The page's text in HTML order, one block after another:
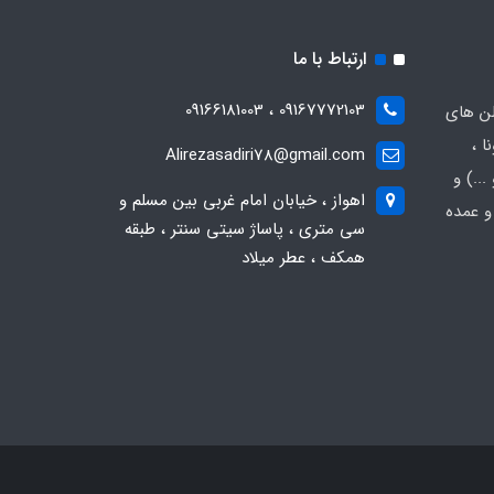
های
،
...) و
عمده
ارتباط با ما
09167772103 ، 09166181003
Alirezasadiri78@gmail.com
اهواز ، خیابان امام غربی بین مسلم و
سی متری ، پاساژ سیتی سنتر ، طبقه
همکف ، عطر میلاد